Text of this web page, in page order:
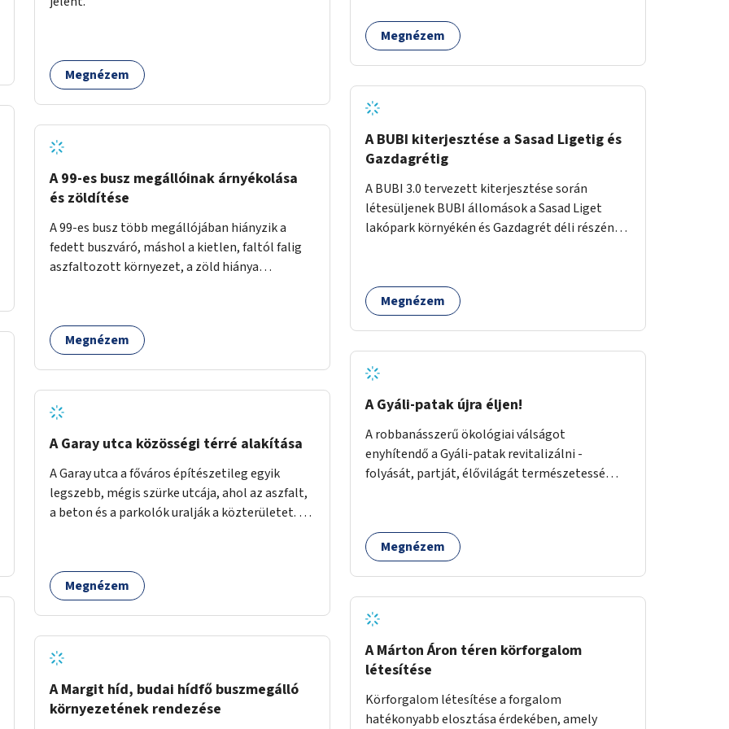
időszakokban zsúfolt 5-ös autóbusz
Megnézem
A 99-es busz megállóinak árnyékolása
és zöldítése
A 99-es busz több megállójában hiányzik a
fedett buszváró, máshol a kietlen, faltól falig
aszfaltozott környezet, a zöld hiánya
zöldítéssel is össze lehetne kötni: ahol
megoldható, ott az utasváróra vagy akár
megállókat.
Megnézem
A Garay utca közösségi térré alakítása
A Garay utca a főváros építészetileg egyik
legszebb, mégis szürke utcája, ahol az aszfalt,
a beton és a parkolók uralják a közterületet. Az
közösségbarát terület létrehozásának. A
szakaszon a parkolás átszervezésével
sakkasztal és egy lábbal tekerhető
mobiltöltőpont tennék kellemesebbé (és
hűvösebbé) a környéken lakók és az arra járók
mindennapjait.
Megnézem
A Margit híd, budai hídfő buszmegálló
környezetének rendezése
alkalmas lenne egy nagy biodiverzitású hosszú
kert kialakítására, több szintű növényzettel,
Megnézem
A BUBI kiterjesztése a Sasad Ligetig és
Gazdagrétig
A BUBI 3.0 tervezett kiterjesztése során
létesüljenek BUBI állomások a Sasad Liget
lakópark környékén és Gazdagrét déli részén
Megnézem
A Gyáli-patak újra éljen!
A robbanásszerű ökológiai válságot
enyhítendő a Gyáli-patak revitalizálni -
folyását, partját, élővilágát természetessé
terhelt módon. Élő kapcsolatot létrehozni
Soroksár és a patak között, illetve a
vezetésével.
Megnézem
A Márton Áron téren körforgalom
létesítése
Körforgalom létesítése a forgalom
hatékonyabb elosztása érdekében, amely